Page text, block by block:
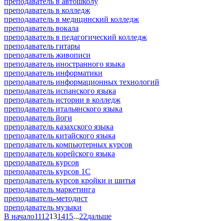
преподаватель в колледж
преподаватель в медицинский колледж
преподаватель вокала
преподаватель в педагогический колледж
преподаватель гитары
преподаватель живописи
преподаватель иностранного языка
преподаватель информатики
преподаватель информационных технологий
преподаватель испанского языка
преподаватель истории в колледж
преподаватель итальянского языка
преподаватель йоги
преподаватель казахского языка
преподаватель китайского языка
преподаватель компьютерных курсов
преподаватель корейского языка
преподаватель курсов
преподаватель курсов 1С
преподаватель курсов кройки и шитья
преподаватель маркетинга
преподаватель-методист
преподаватель музыки
В начало1112131415...22дальше